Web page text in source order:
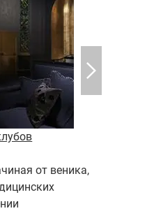
от веника,